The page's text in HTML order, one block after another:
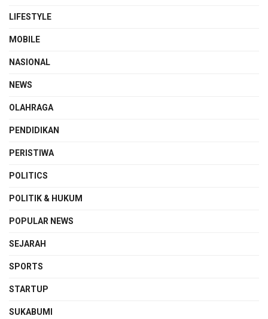
LIFESTYLE
MOBILE
NASIONAL
NEWS
OLAHRAGA
PENDIDIKAN
PERISTIWA
POLITICS
POLITIK & HUKUM
POPULAR NEWS
SEJARAH
SPORTS
STARTUP
SUKABUMI